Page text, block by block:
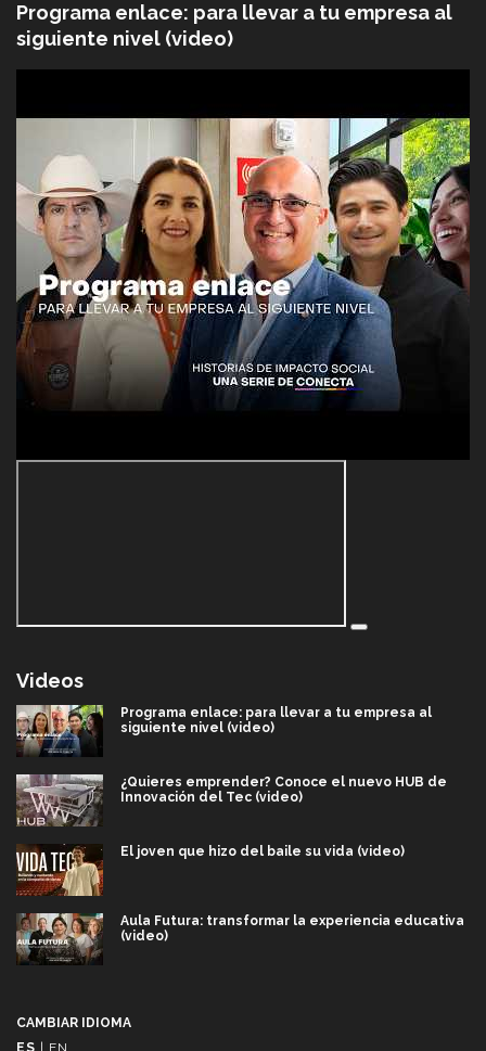
Programa enlace: para llevar a tu empresa al
siguiente nivel (video)
Videos
Programa enlace: para llevar a tu empresa al
siguiente nivel (video)
¿Quieres emprender? Conoce el nuevo HUB de
Innovación del Tec (video)
El joven que hizo del baile su vida (video)
Aula Futura: transformar la experiencia educativa
(video)
CAMBIAR IDIOMA